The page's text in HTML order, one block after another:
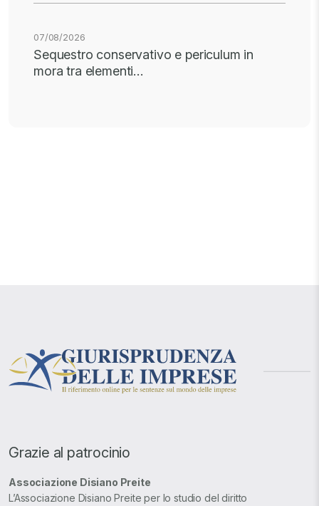
07/08/2026
Sequestro conservativo e periculum in
mora tra elementi…
Grazie al patrocinio
Associazione Disiano Preite
L’Associazione Disiano Preite per lo studio del diritto